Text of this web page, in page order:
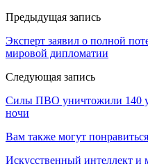
Предыдущая запись
Эксперт заявил о полной
мировой дипломатии
Следующая запись
Силы ПВО уничтожили 140
ночи
Вам также могут понравиться
Искусственный интеллект